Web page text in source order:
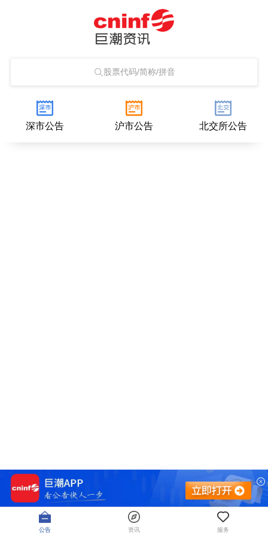
股票代码/简称/拼音
深市公告 沪市公告 北交所公告
公告 资讯 服务